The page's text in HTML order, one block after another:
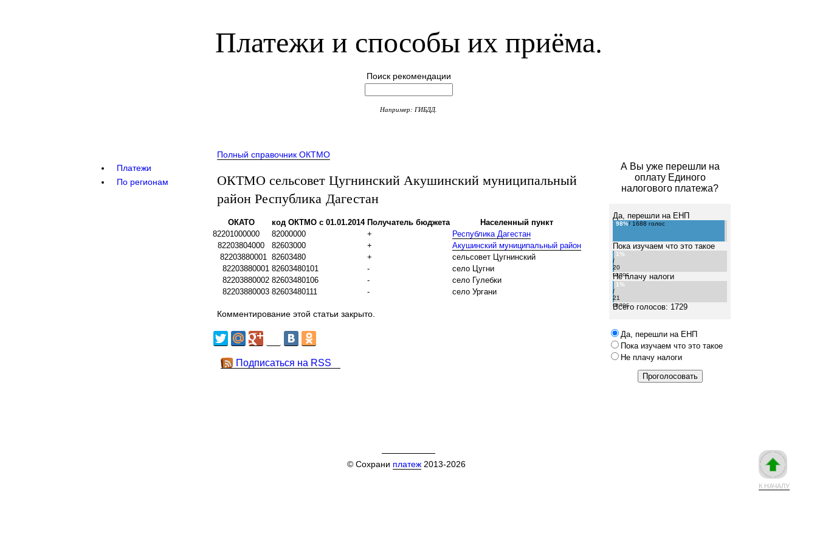
Платежи и способы их приёма.
Поиск рекомендации
Например: ГИБДД.
Платежи
По регионам
А Вы уже перешли на
оплату Единого
налогового платежа?
Да, перешли на ЕНП
98%/ 1688 голос
Пока изучаем что это такое
1%
/
20
голос
Не плачу налоги
1%
/
21
голос
Всего голосов: 1729
Да, перешли на ЕНП
Пока изучаем что это такое
Не плачу налоги
Полный справочник ОКТМО
ОКТМО сельсовет Цугнинский Акушинский муниципальный
район Республика Дагестан
ОКАТО код ОКТМО с 01.01.2014 Получатель бюджета
Населенный пункт
82201000000
82000000 +
Республика Дагестан
82203804000
82603000 +
Акушинский муниципальный район
82203880001 82603480 +
сельсовет Цугнинский
82203880001 82603480101 -
село Цугни
82203880002 82603480106 -
село Гулебки
82203880003 82603480111 - село Ургани
Комментирование этой статьи закрыто.
Подписаться на RSS
К НАЧАЛУ
© Сохрани платеж2013-2026